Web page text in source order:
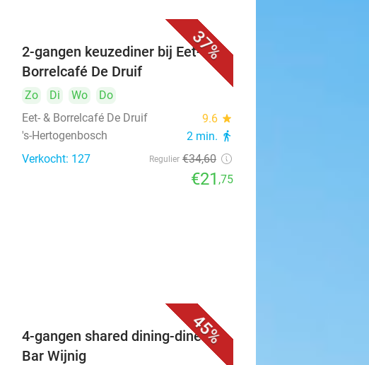
37%
2-gangen keuzediner bij Eet- &
Borrelcafé De Druif
Zo Di Wo
Do
Eet- & Borrelcafé De Druif
9.6 star
's-Hertogenbosch 2 min. directions_walk
Verkocht: 127 Regulier €34,60
€21 ,75
45%
4-gangen shared dining-diner bij
Bar Wijnig